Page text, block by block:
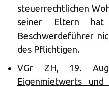
steuerrechtlichen
seiner Eltern
Beschwerdeführer
des Pflichtigen.
VGr ZH, 19.
Eigenmietwerts